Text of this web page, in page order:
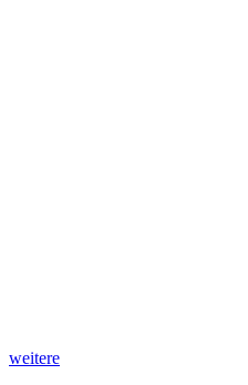
weitere